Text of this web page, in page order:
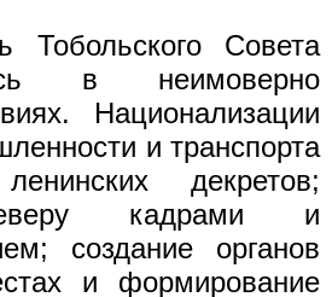
Тобольского Совета
в неимоверно
Национализации
и транспорта
декретов;
кадрами и
создание органов
и формирование